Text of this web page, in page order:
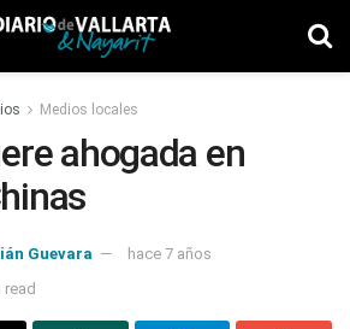
Medios locales
ahogada en
Guevara
hace 7 años